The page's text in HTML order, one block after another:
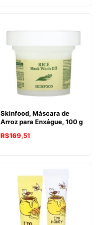
Skinfood, Máscara de
Arroz para Enxágue, 100 g
R$169,51